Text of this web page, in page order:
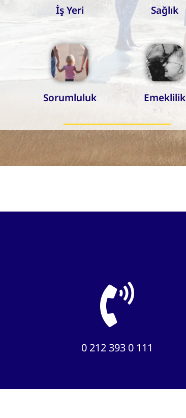
İş Yeri Sağlık
Sorumluluk Emeklilik
0 212 393 0 111